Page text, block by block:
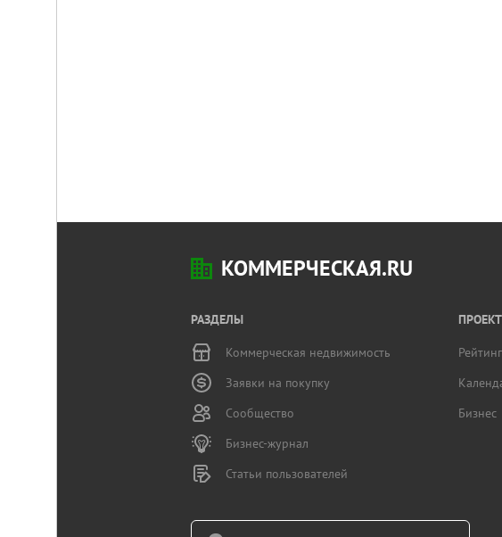
КОММЕРЧЕСКАЯ.RU
РАЗДЕЛЫ
Коммерческая недвижимость
Заявки на покупку
Сообщество
Бизнес-журнал
Статьи пользователей
Бизнес